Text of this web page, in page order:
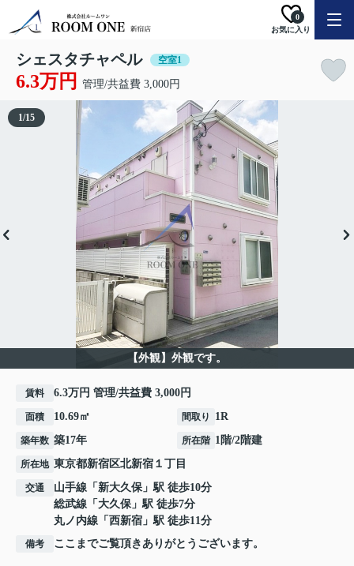
お気に入り
0
シェスタチャペル 空室1
6.3万円 管理/共益費 3,000円
【外観】外観です。
1/15
賃料 6.3万円 管理/共益費 3,000円
面積 10.69㎡ 間取り 1R
築年数 築17年 所在階 1階/2階建
所在地 東京都新宿区北新宿 １丁目
交通 山手線 「 新大久保」駅 徒歩10分
総武線 「 大久保」駅 徒歩7分
丸ノ内線 「 西新宿 」駅 徒歩11分
備考 ここまでご覧頂きありがとうございます。